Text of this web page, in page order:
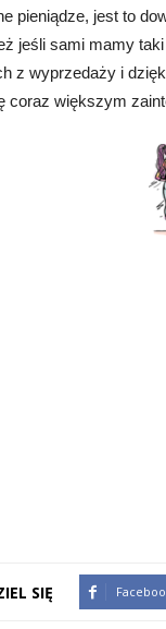
pieniądze, jest to
jeśli sami mamy
z wyprzedaży i
coraz większym
SIĘ